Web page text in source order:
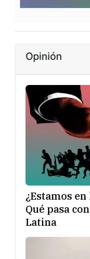
Opinión
¿Estamos
Qué pasa
Latina